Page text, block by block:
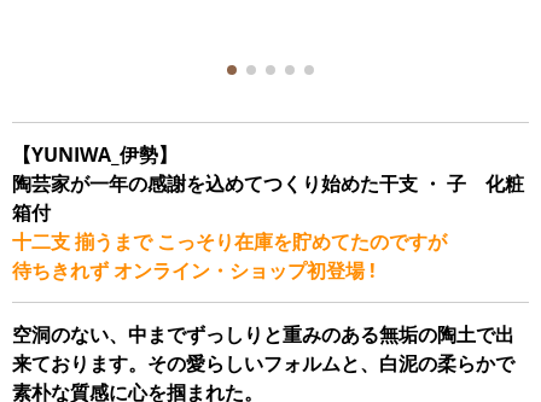
【YUNIWA_伊勢】
陶芸家が一年の感謝を込めてつくり始めた干支 ・ 子 化粧
箱付
十二支 揃うまで こっそり在庫を貯めてたのですが
待ちきれず オンライン・ショップ初登場 !
空洞のない、中までずっしりと重みのある無垢の陶土で出
来ております。その愛らしいフォルムと、白泥の柔らかで
素朴な質感に心を掴まれた。